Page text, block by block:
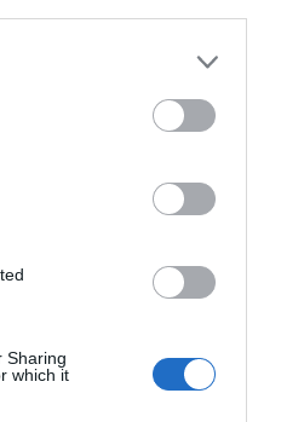
Sharing
which it
και
είναι
την